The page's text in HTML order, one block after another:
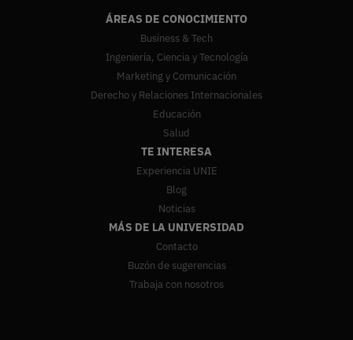
ÁREAS DE CONOCIMIENTO
Business & Tech
Ingeniería, Ciencia y Tecnología
Marketing y Comunicación
Derecho y Relaciones Internacionales
Educación
Salud
TE INTERESA
Experiencia UNIE
Blog
Noticias
MÁS DE LA UNIVERSIDAD
Contacto
Buzón de sugerencias
Trabaja con nosotros